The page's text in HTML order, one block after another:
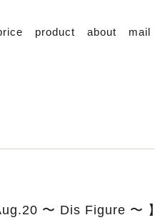
product about mail
〜 Dis Figure 〜 】